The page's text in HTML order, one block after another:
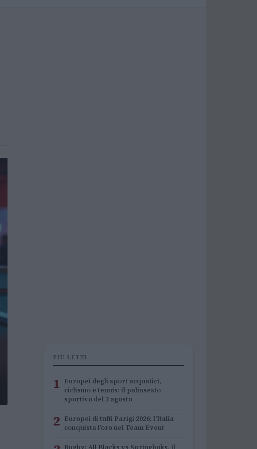
PIÙ LETTI
1 Europei degli sport acquatici,
ciclismo e tennis: il palinsesto
sportivo del 3 agosto
2 Europei di tuffi Parigi 2026: l’Italia
conquista l’oro nel Team Event
Rugby: All Blacks vs Springboks, il